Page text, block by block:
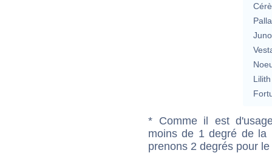
Lilith
* Comme il est
moins de 1 degré de la
prenons 2 degrés pour